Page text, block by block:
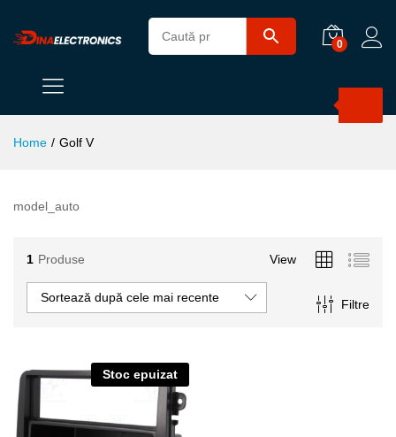
0
Home / Golf V
model_auto
1 Produse View
Filtre
Sortează după cele mai recente
Stoc epuizat